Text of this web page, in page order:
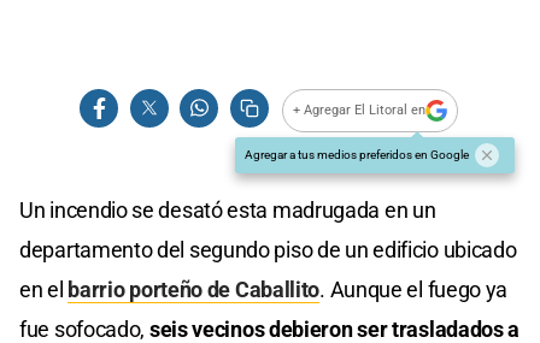
+ Agregar El Litoral en
Agregar a tus medios preferidos en Google
Un incendio se desató esta madrugada en un
departamento del segundo piso de un edificio ubicado
en el barrio porteño de Caballito. Aunque el fuego ya
fue sofocado, seis vecinos debieron ser trasladados a